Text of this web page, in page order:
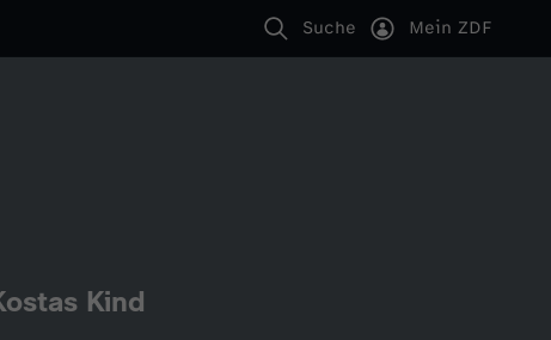
Suche Mein ZDF
Kind